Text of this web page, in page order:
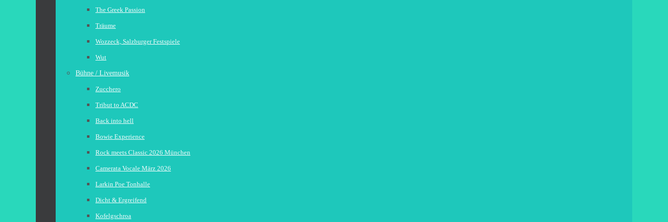
The Greek Passion
Träume
Wozzeck, Salzburger Festspiele
Wut
Bühne / Livemusik
Zucchero
Tribut to ACDC
Back into hell
Bowie Experience
Rock meets Classic 2026 München
Camerata Vocale März 2026
Larkin Poe Tonhalle
Dicht & Ergreifend
Kofelgschroa